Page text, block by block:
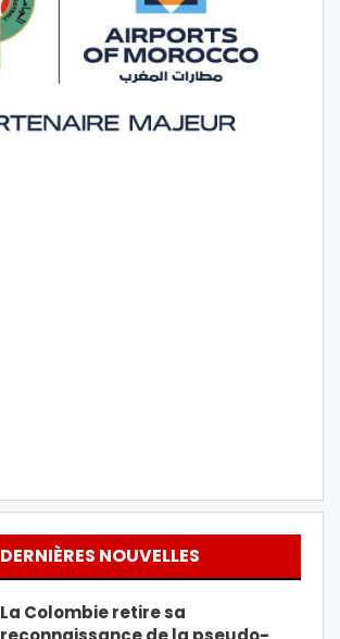
DERNIÈRES NOUVELLES
La Colombie retire sa